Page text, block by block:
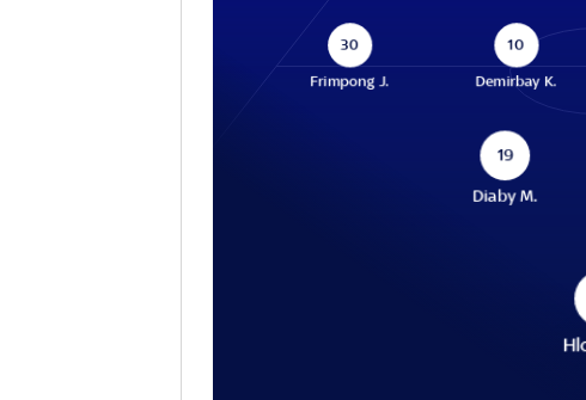
30
Frimpong J.
10
Demirbay K.
19
Diaby M.